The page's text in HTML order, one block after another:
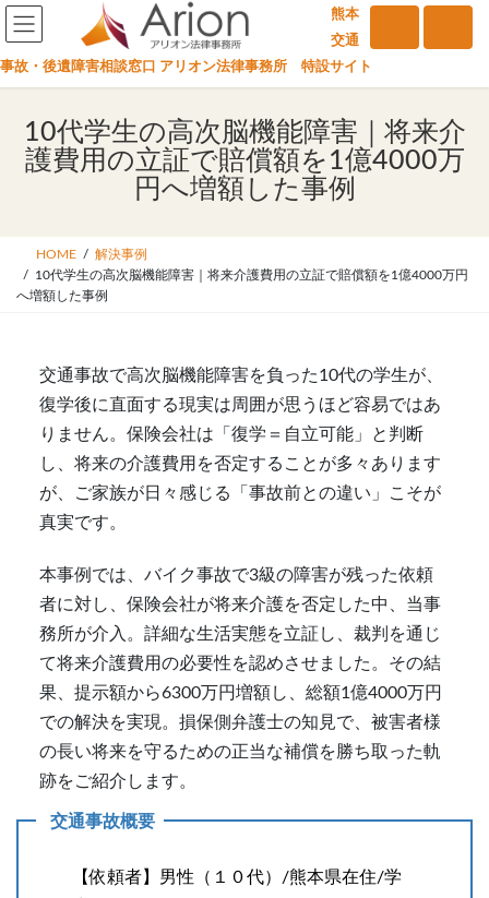
コ
ン
テ
ン
ナ
ビ
ゲ
ー
熊本
交通
事故・後遺障害相談窓口 アリオン法律事務所 特設サイト
10代学生の高次脳機能障害｜将来介
護費用の立証で賠償額を1億4000万
円へ増額した事例
HOME
解決事例
10代学生の高次脳機能障害｜将来介護費用の立証で賠償額を1億4000万円
へ増額した事例
交通事故で高次脳機能障害を負った10代の学生が、
復学後に直面する現実は周囲が思うほど容易ではあ
りません。保険会社は「復学＝自立可能」と判断
し、将来の介護費用を否定することが多々あります
が、ご家族が日々感じる「事故前との違い」こそが
真実です。
本事例では、バイク事故で3級の障害が残った依頼
者に対し、保険会社が将来介護を否定した中、当事
務所が介入。詳細な生活実態を立証し、裁判を通じ
て将来介護費用の必要性を認めさせました。その結
果、提示額から6300万円増額し、総額1億4000万円
での解決を実現。損保側弁護士の知見で、被害者様
の長い将来を守るための正当な補償を勝ち取った軌
跡をご紹介します。
交通事故概要
【依頼者】男性（１０代）/熊本県在住/学